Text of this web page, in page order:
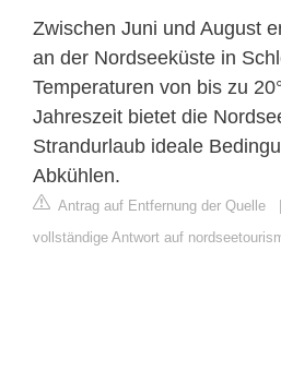
Zwischen Juni und August
an der Nordseeküste in
Temperaturen von bis zu
Jahreszeit bietet die
Strandurlaub ideale
Abkühlen.
Antrag auf Entfernung der Quelle
vollständige Antwort auf